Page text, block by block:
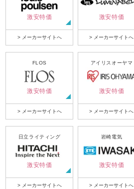
激安特価
> メーカーサイトへ
激安特価
> メーカーサイトへ
FLOS
激安特価
> メーカーサイトへ
アイリスオーヤマ
激安特価
> メーカーサイトへ
日立ライティング
激安特価
> メーカーサイトへ
岩崎電気
激安特価
> メーカーサイトへ